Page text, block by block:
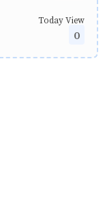
Today View
0